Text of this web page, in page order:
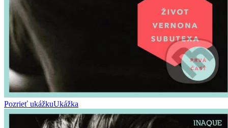
Pozrieť ukážkuUkážka